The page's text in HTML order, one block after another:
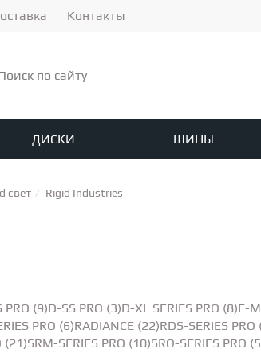
Контакты
ДИСКИ
ШИНЫ
свет Rigid Industries
PRO (9)D-SS PRO (3)D-XL SERIES PRO (8)E-
PRO (6)RADIANCE (22)RDS-SERIES PRO
(21)SRM-SERIES PRO (10)SRQ-SERIES PRO